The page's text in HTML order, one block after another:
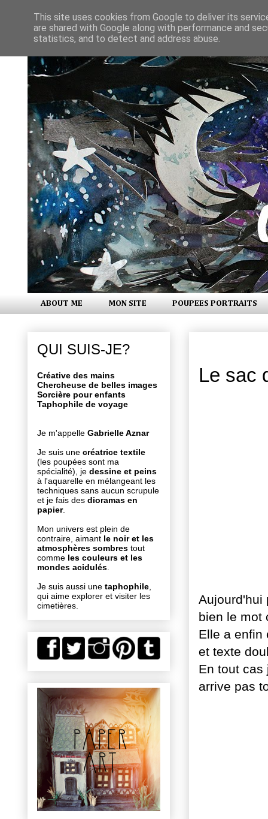
ABOUT ME MON SITE POUPEES PORTRAITS
Le sac
Aujourd'hui
bien le mot
Elle a enfin
et texte
En tout cas
arrive pas
QUI SUIS-JE?
Créative des mains
Chercheuse de belles images
Sorcière pour enfants
Taphophile de voyage
Je m'appelle Gabrielle Aznar
Je suis une créatrice textile
(les poupées sont ma
spécialité), je dessine et peins
à l'aquarelle en mélangeant les
techniques sans aucun scrupule
et je fais des dioramas en
papier.
Mon univers est plein de
contraire, aimant le noir et les
atmosphères sombres tout
comme les couleurs et les
mondes acidulés
Je suis aussi une taphophile
qui aime explorer et visiter les
cimetières.
This site uses cookies from Google to deliver its
are shared with Google along with performance and
statistics, and to detect and address abuse.